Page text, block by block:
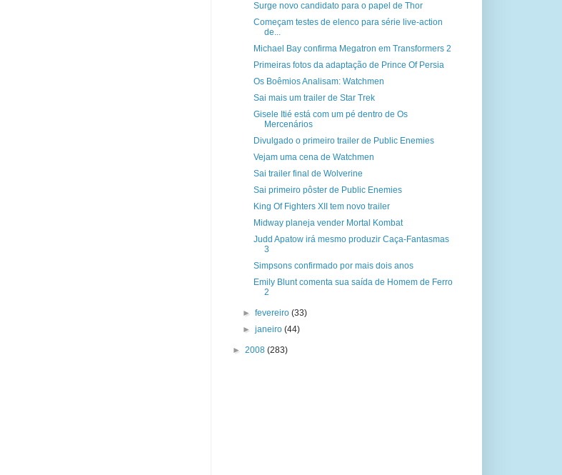
Surge novo candidato para o papel de Thor
Começam testes de elenco para série live-action
de...
Michael Bay confirma Megatron em Transformers 2
Primeiras fotos da adaptação de Prince Of Persia
Os Boêmios Analisam: Watchmen
Sai mais um trailer de Star Trek
Gisele Itié está com um pé dentro de Os
Mercenários
Divulgado o primeiro trailer de Public Enemies
Vejam uma cena de Watchmen
Sai trailer final de Wolverine
Sai primeiro pôster de Public Enemies
King Of Fighters XII tem novo trailer
Midway planeja vender Mortal Kombat
Judd Apatow irá mesmo produzir Caça-Fantasmas
3
Simpsons confirmado por mais dois anos
Emily Blunt comenta sua saída de Homem de Ferro
2
►fevereiro(33)
►janeiro(44)
► 2008 (283)